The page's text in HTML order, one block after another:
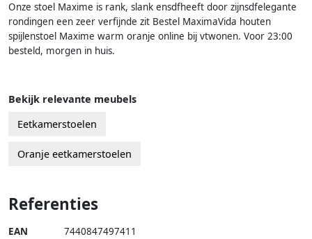
Onze stoel Maxime is rank, slank ensdfheeft door zijnsdfelegante
rondingen een zeer verfijnde zit Bestel MaximaVida houten
spijlenstoel Maxime warm oranje online bij vtwonen. Voor 23:00
besteld, morgen in huis.
Bekijk relevante meubels
Eetkamerstoelen
Oranje eetkamerstoelen
Referenties
EAN 7440847497411